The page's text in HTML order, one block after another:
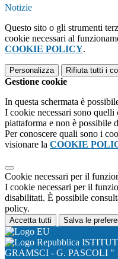
Notizie
Questo sito o gli strumenti
cookie necessari al
COOKIE POLICY.
Personalizza Rifiuta tutti i
Gestione cookie
In questa schermata è
I cookie necessari sono
piattaforma e non è possibile
Per conoscere quali sono i
visionare la COOKIE
Cookie necessari per il
I cookie necessari per il
disabilitati. È possibile
policy.
Accetta tutti Salva le
GRAMSCI - G. PASCOLI "